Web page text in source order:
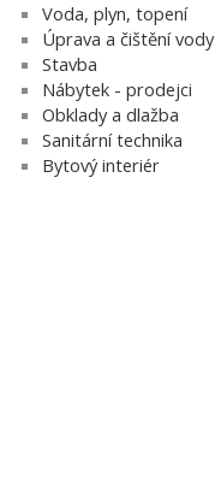
Voda, plyn, topení
Úprava a čištění vody
Stavba
Nábytek - prodejci
Obklady a dlažba
Sanitární technika
Bytový interiér